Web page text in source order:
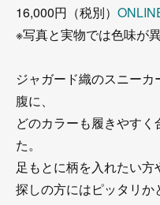
16,000円（税別）
※写真と実物では色味が
ジャガード織のスニー
腹に、
どのカラーも履きやす
た。
足もとに柄を入れたい
探しの方にはピッタリ